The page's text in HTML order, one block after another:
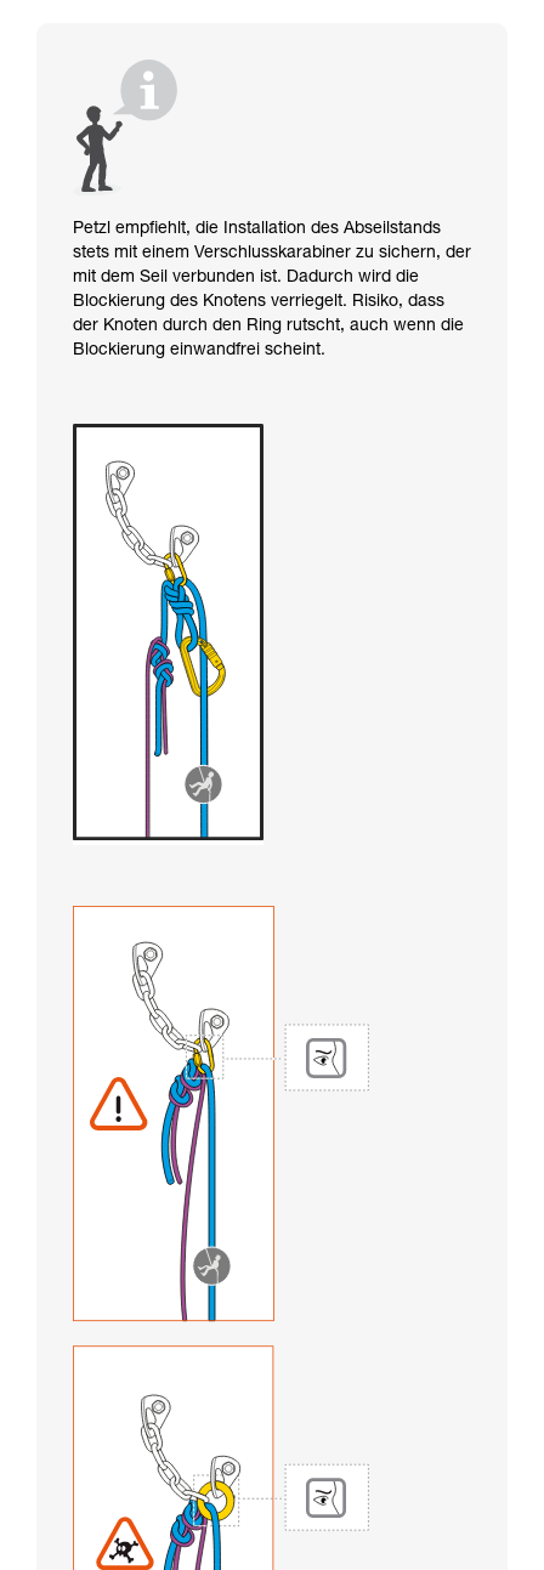
Petzl empfiehlt, die Installation des Abseilstands
stets mit einem Verschlusskarabiner zu sichern, der
mit dem Seil verbunden ist. Dadurch wird die
Blockierung des Knotens verriegelt. Risiko, dass
der Knoten durch den Ring rutscht, auch wenn die
Blockierung einwandfrei scheint.